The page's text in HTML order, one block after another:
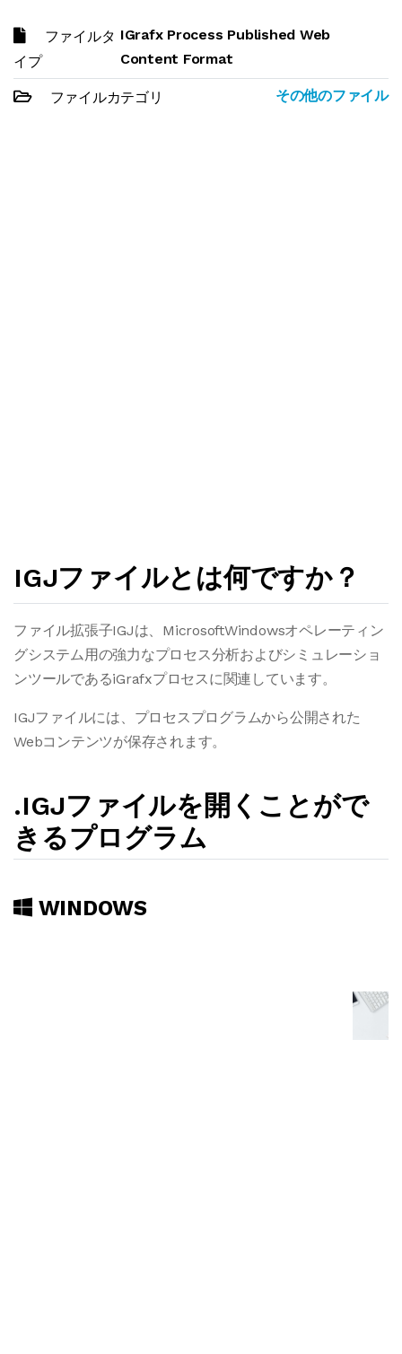
ファイルタ
イプ
IGrafx Process Published Web
Content Format
ファイルカテゴリ その他のファイル
IGJファイルとは何ですか？
ファイル拡張子IGJは、MicrosoftWindowsオペレーティン
グシステム用の強力なプロセス分析およびシミュレーショ
ンツールであるiGrafxプロセスに関連しています。
IGJファイルには、プロセスプログラムから公開された
Webコンテンツが保存されます。
.IGJファイルを開くことがで
きるプログラム
WINDOWS